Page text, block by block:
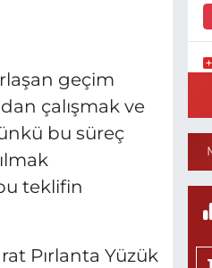
geçim
çalışmak ve
bu süreç
teklifin
Pırlanta Yüzük